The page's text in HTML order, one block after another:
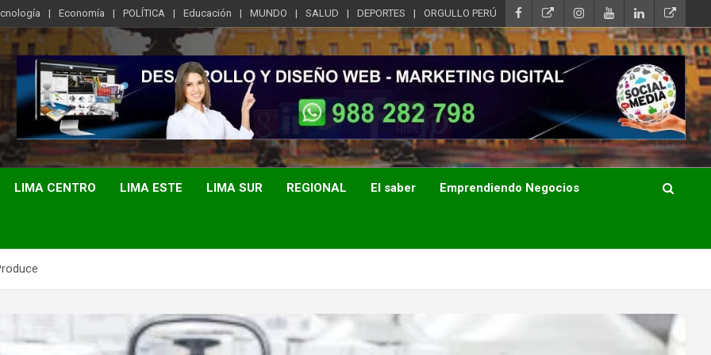
Economía POLÍTICA Educación MUNDO SALUD DEPORTES ORGULLO PERÚ
LIMA CENTRO LIMA ESTE LIMA SUR REGIONAL El saber Emprendiendo Negocios